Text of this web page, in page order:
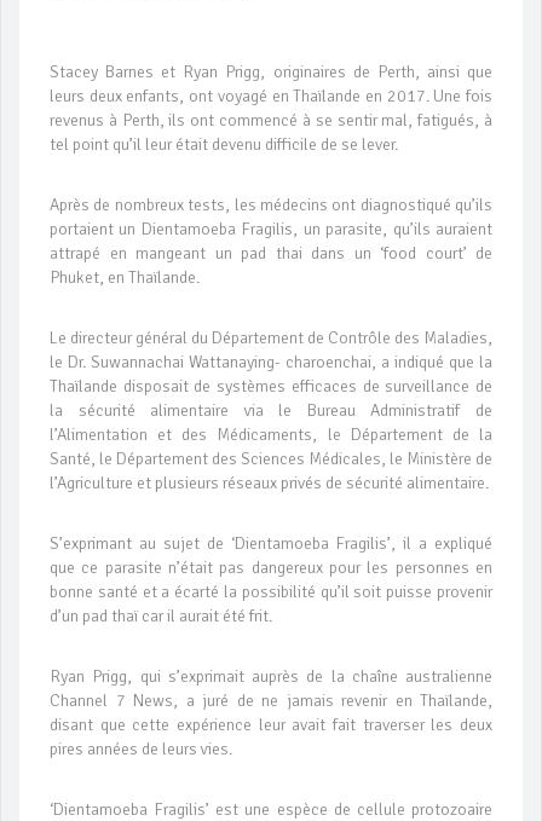
Stacey Barnes et Ryan Prigg, originaires de Perth, ainsi que
leurs deux enfants, ont voyagé en Thaïlande en 2017. Une fois
revenus à Perth, ils ont commencé à se sentir mal, fatigués, à
tel point qu’il leur était devenu difficile de se lever.
Après de nombreux tests, les médecins ont diagnostiqué qu’ils
portaient un Dientamoeba Fragilis, un parasite, qu’ils auraient
attrapé en mangeant un pad thai dans un ‘food court’ de
Phuket, en Thaïlande.
Le directeur général du Département de Contrôle des Maladies,
le Dr. Suwannachai Wattanaying- charoenchai, a indiqué que la
Thaïlande disposait de systèmes efficaces de surveillance de
la sécurité alimentaire via le Bureau Administratif de
l’Alimentation et des Médicaments, le Département de la
Santé, le Département des Sciences Médicales, le Ministère de
l’Agriculture et plusieurs réseaux privés de sécurité alimentaire.
S’exprimant au sujet de ‘Dientamoeba Fragilis’, il a expliqué
que ce parasite n’était pas dangereux pour les personnes en
bonne santé et a écarté la possibilité qu’il soit puisse provenir
d’un pad thaï car il aurait été frit.
Ryan Prigg, qui s’exprimait auprès de la chaîne australienne
Channel 7 News, a juré de ne jamais revenir en Thaïlande,
disant que cette expérience leur avait fait traverser les deux
pires années de leurs vies.
‘Dientamoeba Fragilis’ est une espèce de cellule protozoaire